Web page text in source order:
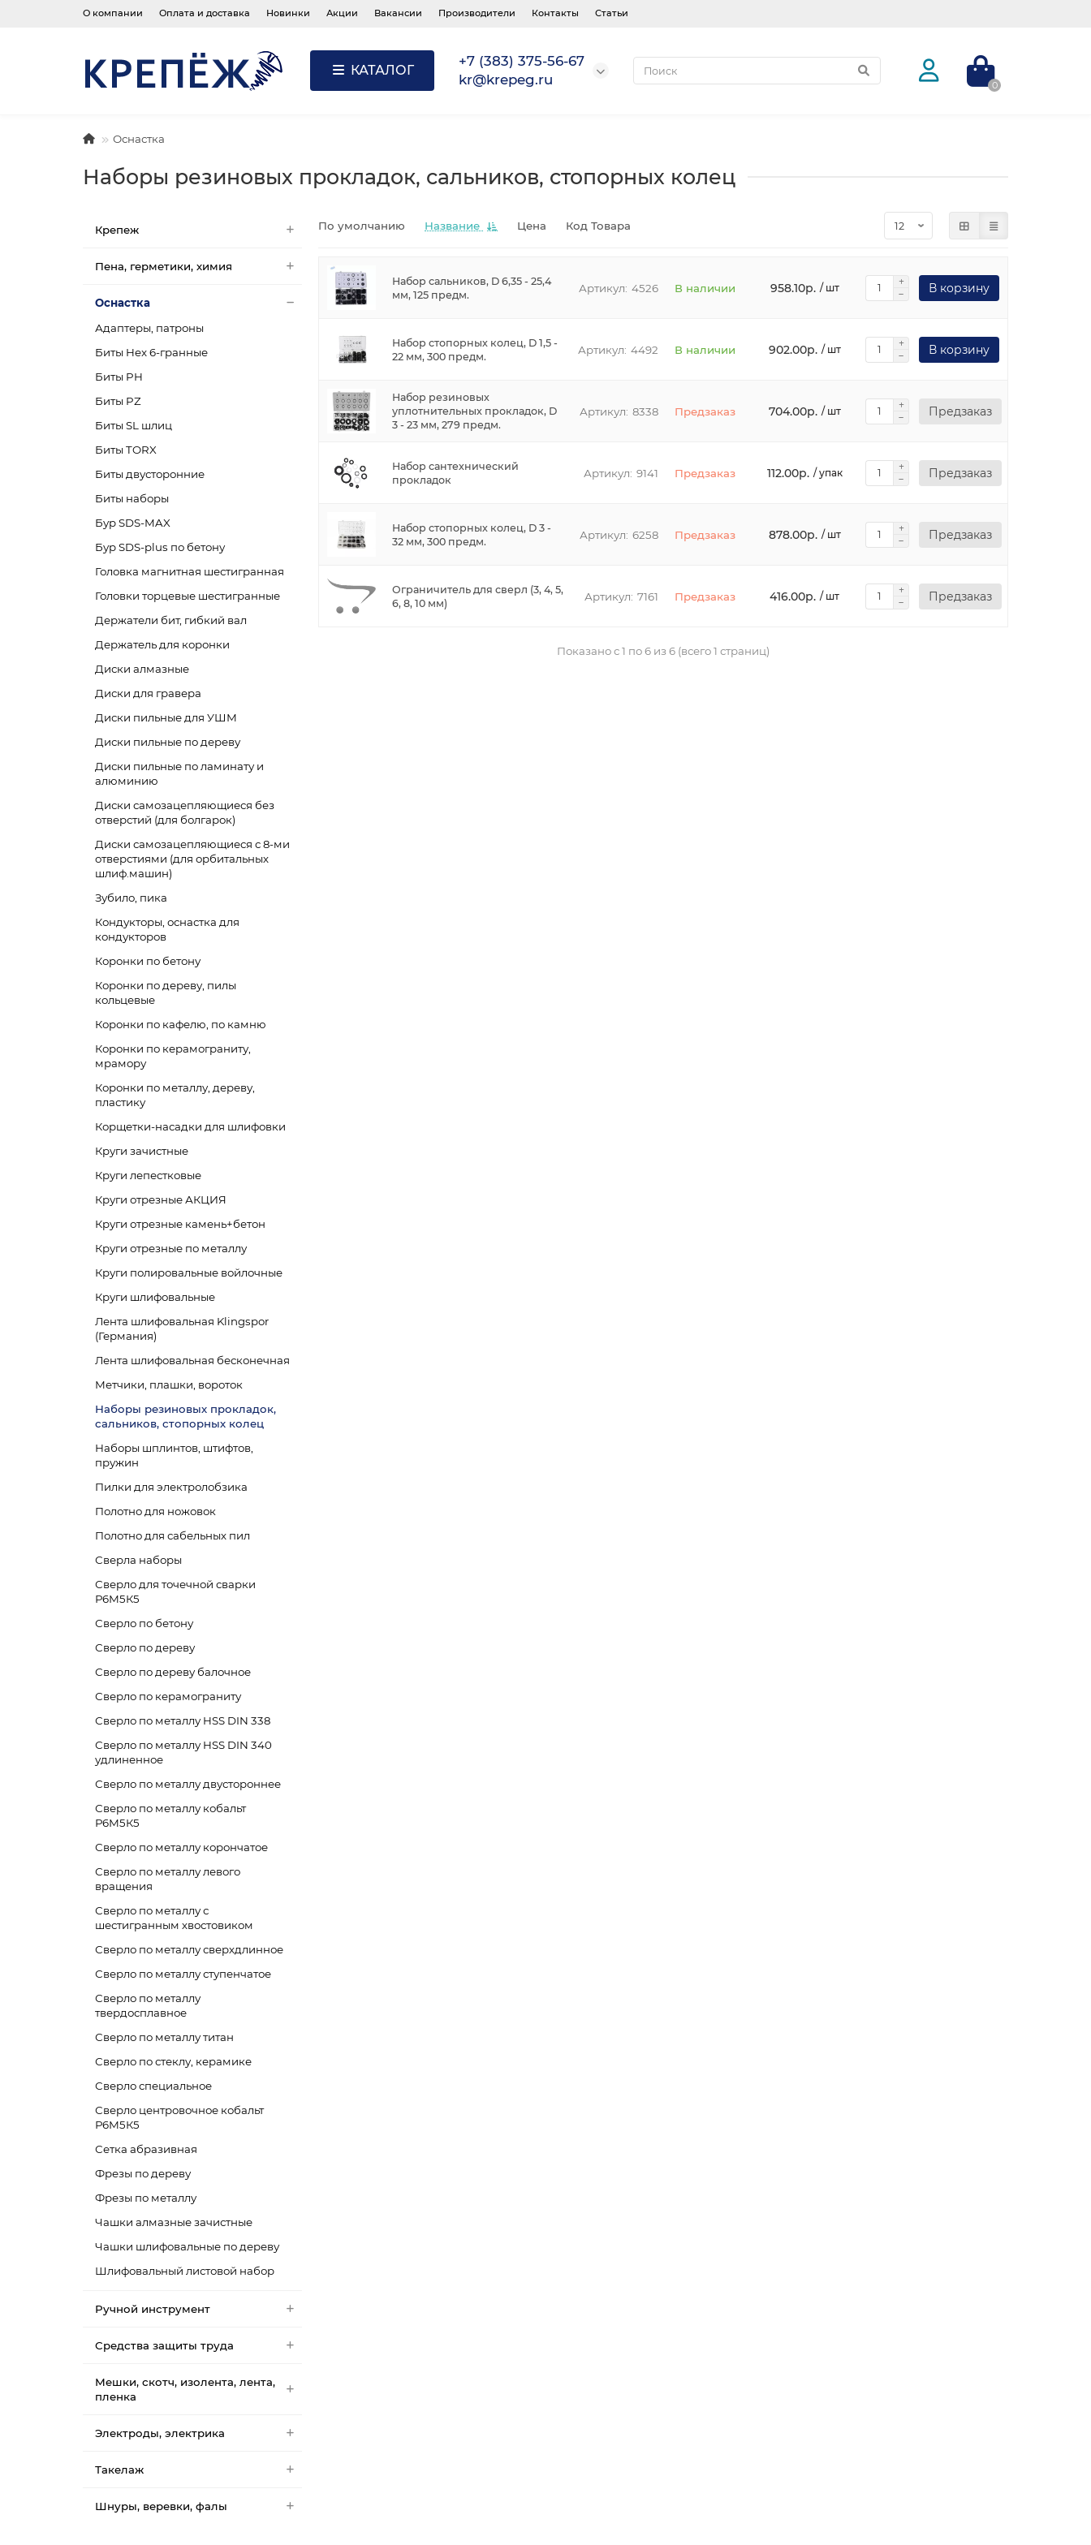
О компании Оплата и доставка Новинки Акции Вакансии Производители Контакты Статьи
КАТАЛОГ
+7 (383) 375-56-67
kr@krepeg.ru
0
Оснастка
Наборы резиновых прокладок, сальников, стопорных колец
Крепеж
Пена, герметики, химия
Оснастка
Адаптеры, патроны
Биты Hex 6-гранные
Биты PH
Биты PZ
Биты SL шлиц
Биты TORX
Биты двусторонние
Биты наборы
Бур SDS-MAX
Бур SDS-plus по бетону
Головка магнитная шестигранная
Головки торцевые шестигранные
Держатели бит, гибкий вал
Держатель для коронки
Диски алмазные
Диски для гравера
Диски пильные для УШМ
Диски пильные по дереву
Диски пильные по ламинату и
алюминию
Диски самозацепляющиеся без
отверстий (для болгарок)
Диски самозацепляющиеся с 8-ми
отверстиями (для орбитальных
шлиф.машин)
Зубило, пика
Кондукторы, оснастка для
кондукторов
Коронки по бетону
Коронки по дереву, пилы
кольцевые
Коронки по кафелю, по камню
Коронки по керамограниту,
мрамору
Коронки по металлу, дереву,
пластику
Корщетки-насадки для шлифовки
Круги зачистные
Круги лепестковые
Круги отрезные АКЦИЯ
Круги отрезные камень+бетон
Круги отрезные по металлу
Круги полировальные войлочные
Круги шлифовальные
Лента шлифовальная Klingspor
(Германия)
Лента шлифовальная бесконечная
Метчики, плашки, вороток
Наборы резиновых прокладок,
сальников, стопорных колец
Наборы шплинтов, штифтов,
пружин
Пилки для электролобзика
Полотно для ножовок
Полотно для сабельных пил
Сверла наборы
Сверло для точечной сварки
Р6М5К5
Сверло по бетону
Сверло по дереву
Сверло по дереву балочное
Сверло по керамограниту
Сверло по металлу HSS DIN 338
Сверло по металлу HSS DIN 340
удлиненное
Сверло по металлу двустороннее
Сверло по металлу кобальт
Р6М5К5
Сверло по металлу корончатое
Сверло по металлу левого
вращения
Сверло по металлу с
шестигранным хвостовиком
Сверло по металлу сверхдлинное
Сверло по металлу ступенчатое
Сверло по металлу
твердосплавное
Сверло по металлу титан
Сверло по стеклу, керамике
Сверло специальное
Сверло центровочное кобальт
Р6М5К5
Сетка абразивная
Фрезы по дереву
Фрезы по металлу
Чашки алмазные зачистные
Чашки шлифовальные по дереву
Шлифовальный листовой набор
Ручной инструмент
Средства защиты труда
Мешки, скотч, изолента, лента,
пленка
Электроды, электрика
Такелаж
Шнуры, веревки, фалы
По умолчанию Название Цена Код Товара
Набор сальников, D 6,35 - 25,4
мм, 125 предм.
4526 В наличии 958.10р. / шт В корзину
Набор стопорных колец, D 1,5 -
22 мм, 300 предм.
4492 В наличии 902.00р. / шт В корзину
Набор резиновых
уплотнительных прокладок, D
3 - 23 мм, 279 предм.
8338 Предзаказ 704.00р. / шт Предзаказ
Набор сантехнический
прокладок
9141 Предзаказ 112.00р. / упак Предзаказ
Набор стопорных колец, D 3 -
32 мм, 300 предм.
6258 Предзаказ 878.00р. / шт Предзаказ
Ограничитель для сверл (3, 4, 5,
6, 8, 10 мм)
7161 Предзаказ 416.00р. / шт Предзаказ
Показано с 1 по 6 из 6 (всего 1 страниц)